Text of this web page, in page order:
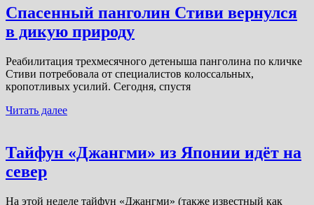
Спасенный панголин Стиви вернулся
в дикую природу
Реабилитация трехмесячного детеныша панголина по кличке
Стиви потребовала от специалистов колоссальных,
кропотливых усилий. Сегодня, спустя
Читать далее
Тайфун «Джангми» из Японии идёт на
север
На этой неделе тайфун «Джангми» (также известный как